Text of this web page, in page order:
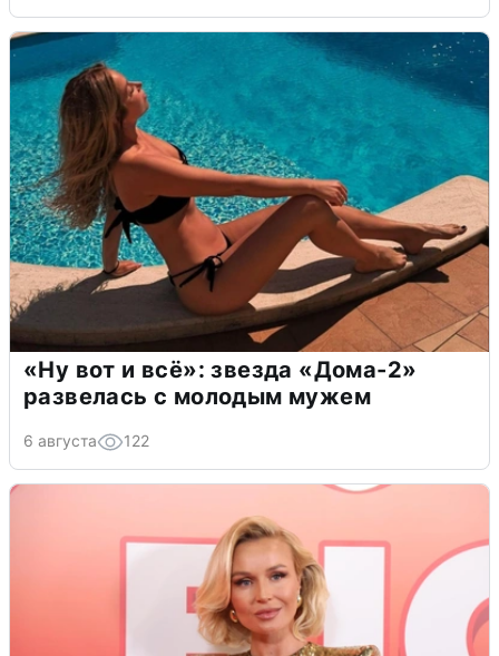
«Ну вот и всё»: звезда «Дома-2»
развелась с молодым мужем
6 августа 122